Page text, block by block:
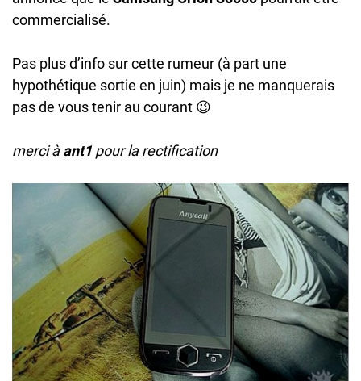
commercialisé.
Pas plus d’info sur cette rumeur (à part une
hypothétique sortie en juin) mais je ne manquerais
pas de vous tenir au courant 😉
merci àant1pour la rectification